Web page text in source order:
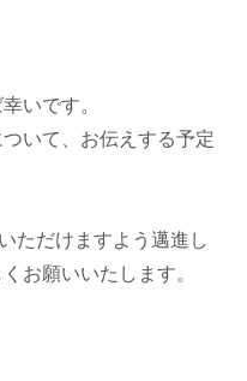
いです。
いて、お伝えする予定
ただけますよう邁進し
お願いいたします。